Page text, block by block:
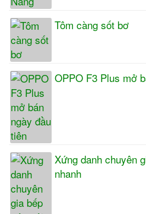
Tôm càng sốt bơ
OPPO F3 Plus mở
Xứng danh chuyên
nhanh